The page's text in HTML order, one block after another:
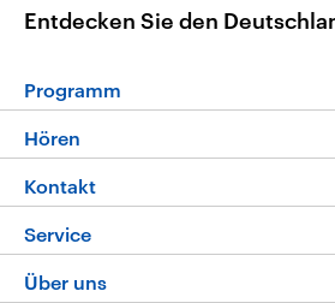
Entdecken Sie den
Programm
Programm
Die Nachrichten
Nachrichtenleicht
Neue Beiträge auf dlf.de
Hören
Livestream
Podcasts
Deutschlandfunk App
Kontakt
Hörerservice
Service
FAQ
Über uns